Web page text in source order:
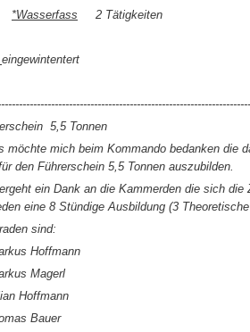
*Wasserfass 2 Tätigkeiten
eingewintentert
5,5 Tonnen
möchte mich beim Kommando bedanken die
den Führerschein 5,5 Tonnen auszubilden.
ein Dank an die Kammerden die sich
eine 8 Stündige Ausbildung (3
sind:
Hoffmann
Magerl
Hoffmann
Bauer